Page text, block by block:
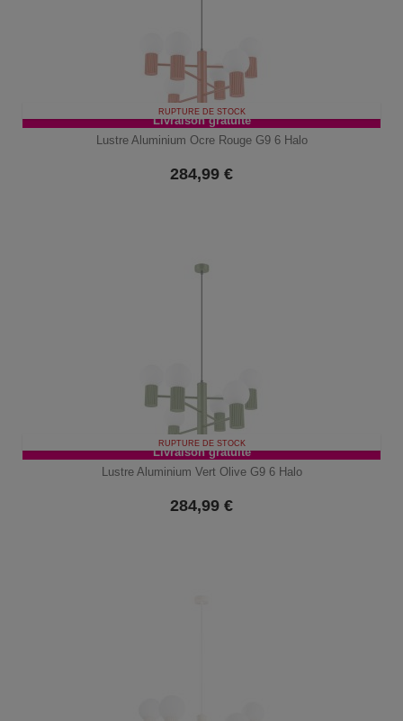
Livraison gratuite
RUPTURE DE STOCK
Lustre Aluminium Ocre Rouge G9 6 Halo
284,99 €
Livraison gratuite
RUPTURE DE STOCK
Lustre Aluminium Vert Olive G9 6 Halo
284,99 €